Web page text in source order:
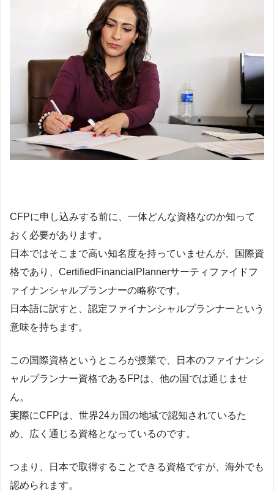
CFPに申し込みする前に、一体どんな資格なのか知って
おく必要があります。
日本ではそこまで高い知名度を持っていませんが、国際資
格であり、CertifiedFinancialPlannerサーティファイドフ
ァイナンシャルプランナーの略称です。
日本語に訳すと、認定ファイナンシャルプランナーという
意味を持ちます。
この国際資格というところが授業で、日本のファイナンシ
ャルプランナー資格であるFPは、他の国では通じませ
ん。
実際にCFPは、世界24カ国の地域で認知されているた
め、広く通じる資格となっているのです。
つまり、日本で取得することできる資格ですが、海外でも
認められます。